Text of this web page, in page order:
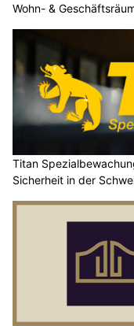
Wohn- &
Titan
Sicherheit in der